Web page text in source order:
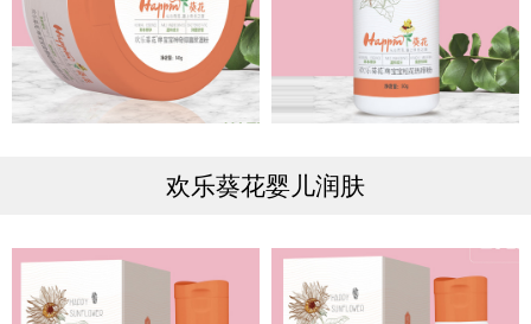
欢乐葵花婴儿润肤